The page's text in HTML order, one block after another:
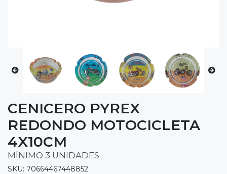
CENICERO PYREX
REDONDO MOTOCICLETA
4X10CM
MÍNIMO 3 UNIDADES
SKU: 70664467448852